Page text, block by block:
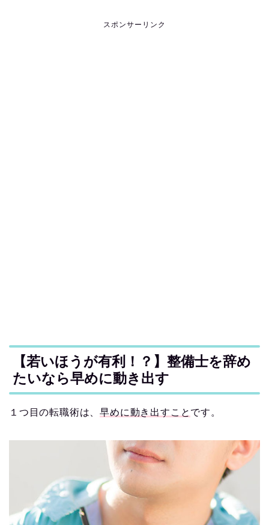
スポンサーリンク
【若いほうが有利！？】整備士を辞め
たいなら早めに動き出す
１つ目の転職術は、早めに動き出すこと です。